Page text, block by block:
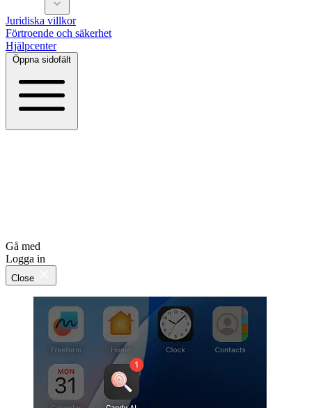
Juridiska villkor
Förtroende och säkerhet
Hjälpcenter
Öppna sidofält
Gå med
Logga in
Close